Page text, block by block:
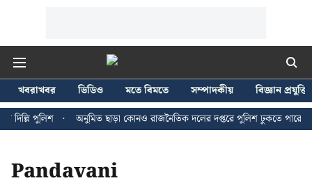
খবরাখবর ভিডিও মতে বিমতে সম্পাদকীয়
বিজ্ঞান প্রযুক্তি
পুলিশ
অনুমিত ছাড়া কোনও রাজনৈতিক দলের দপ্তরে পুলিশ ঢুকতে পারে না
Pandavani